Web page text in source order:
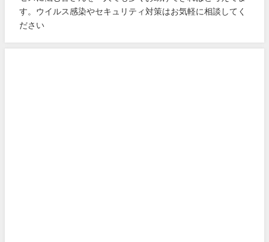
す。ウイルス感染やセキュリティ対策はお気軽に相談してく
ださい